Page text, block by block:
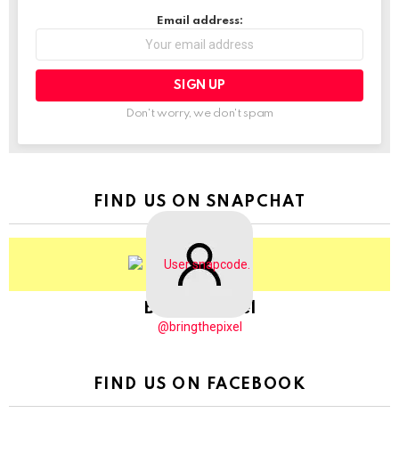
Email address:
Don't worry, we don't spam
FIND US ON SNAPCHAT
BringThePixel
@bringthepixel
FIND US ON FACEBOOK